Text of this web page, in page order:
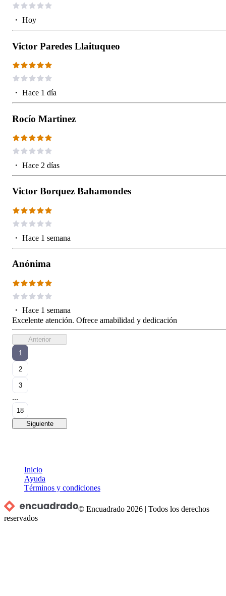
・ Hoy
Victor Paredes Llaituqueo
・ Hace 1 día
Rocío Martinez
・ Hace 2 días
Victor Borquez Bahamondes
・ Hace 1 semana
Anónima
・ Hace 1 semana
Excelente atención. Ofrece amabilidad y dedicación
Anterior
1
2
3
...
18
Siguiente
Inicio
Ayuda
Términos y condiciones
© Encuadrado 2026 |Todos los derechos
reservados